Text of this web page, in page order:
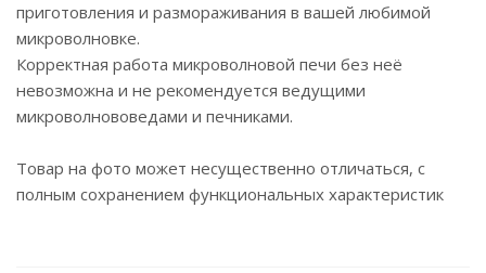
приготовления и размораживания в вашей любимой
микроволновке.
Корректная работа микроволновой печи без неё
невозможна и не рекомендуется ведущими
микроволнововедами и печниками.
Товар на фото может несущественно отличаться, с
полным сохранением функциональных характеристик